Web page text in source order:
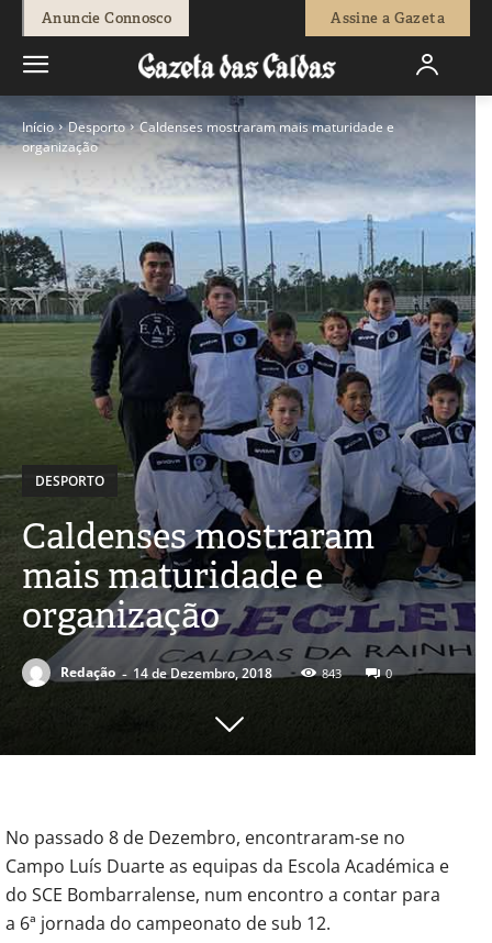
Anuncie Connosco Assine a Gazeta
Início Desporto
Caldenses mostraram mais maturidade e
organização
DESPORTO
Caldenses mostraram
mais maturidade e
organização
Redação - 14 de Dezembro, 2018 843 0
No passado 8 de Dezembro, encontraram-se no
Campo Luís Duarte as equipas da Escola Académica e
do SCE Bombarralense, num encontro a contar para
a 6ª jornada do campeonato de sub 12.